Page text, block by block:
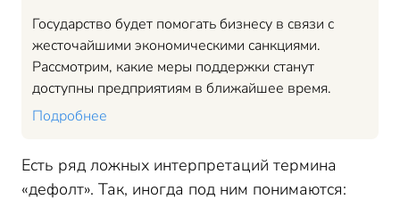
Государство будет помогать бизнесу в связи с
жесточайшими экономическими санкциями.
Рассмотрим, какие меры поддержки станут
доступны предприятиям в ближайшее время.
Подробнее
Есть ряд ложных интерпретаций термина
«дефолт». Так, иногда под ним понимаются: